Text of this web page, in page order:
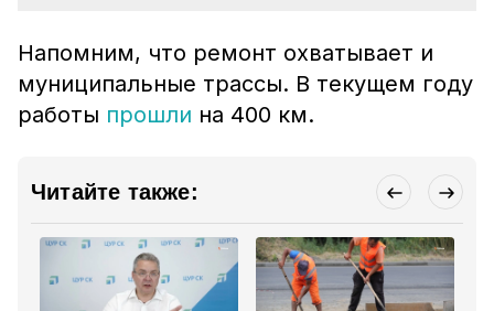
Напомним, что ремонт охватывает и
муниципальные трассы. В текущем году
работы прошли на 400 км.
Читайте также: